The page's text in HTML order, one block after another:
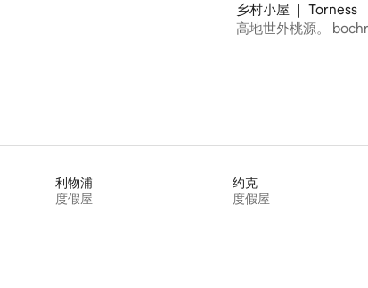
乡村小屋 ｜ Torness
高地世外桃源。
利物浦
度假屋
约克
度假屋